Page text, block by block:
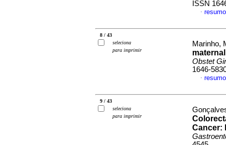
ISSN
·
8 / 43
seleciona
para imprimir
Marinho,
Obstet
1646-
·
9 / 43
seleciona
para imprimir
Cancer: